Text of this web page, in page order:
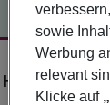
sowie
Werbung
relevant
Klicke auf